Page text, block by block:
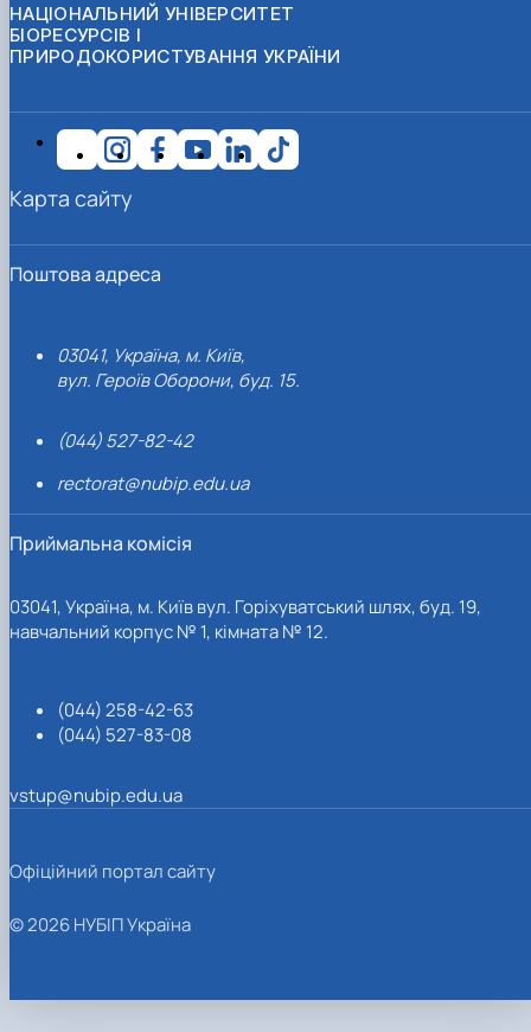
НАЦІОНАЛЬНИЙ УНІВЕРСИТЕТ
БІОРЕСУРСІВ І
ПРИРОДОКОРИСТУВАННЯ УКРАЇНИ
Поштова адреса
03041, Україна, м. Київ,
вул. Героїв Оборони, буд. 15.
(044) 527-82-42
rectorat@nubip.edu.ua
Приймальна комісія
03041, Україна, м. Київ вул. Горіхуватський шлях, буд. 19,
навчальний корпус № 1, кімната № 12.
(044) 258-42-63
(044) 527-83-08
vstup@nubip.edu.ua
Карта сайту
Офіційний портал сайту
© 2026 НУБІП Україна